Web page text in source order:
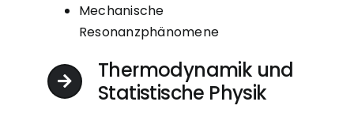
Mechanische
Resonanzphänomene
Thermodynamik und
Statistische Physik